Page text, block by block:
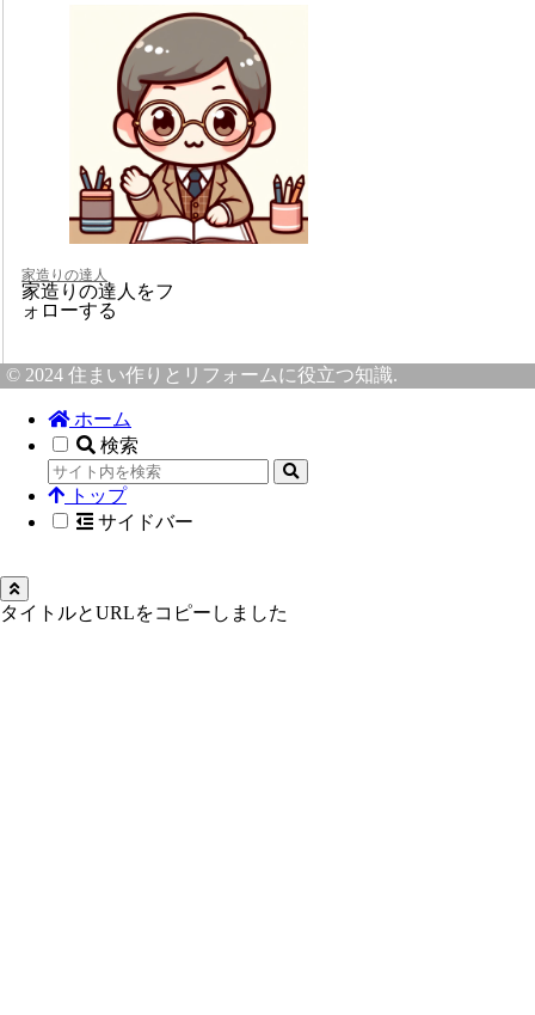
家造りの達人
家造りの達人をフ
ォローする
© 2024 住まい作りとリフォームに役立つ知識.
ホーム
検索
トップ
サイドバー
タイトルとURLをコピーしました